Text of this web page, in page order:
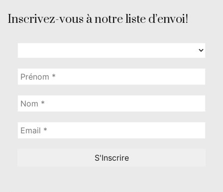
Inscrivez-vous à notre liste d’envoi!